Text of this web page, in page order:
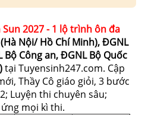
2027 - 1 lộ trình ôn đa
Nội/ Hồ Chí Minh), ĐGNL
Công an, ĐGNL Bộ Quốc
)tại Tuyensinh247.com. Cập
Thầy Cô giáo giỏi, 3 bước
Luyện thi chuyên sâu;
mọi kì thi.